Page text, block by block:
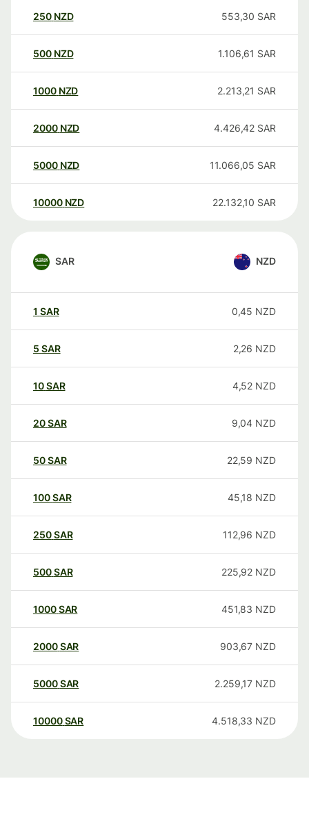
250 NZD 553,30 SAR
500 NZD 1.106,61 SAR
1000 NZD 2.213,21 SAR
2000 NZD 4.426,42 SAR
5000 NZD 11.066,05 SAR
10000 NZD 22.132,10 SAR
SAR NZD
1 SAR 0,45 NZD
5 SAR 2,26 NZD
10SAR 4,52 NZD
20SAR 9,04 NZD
50SAR 22,59 NZD
100SAR 45,18 NZD
250SAR 112,96 NZD
500SAR 225,92 NZD
1000SAR 451,83 NZD
2000SAR 903,67 NZD
5000SAR 2.259,17 NZD
10000 SAR 4.518,33 NZD